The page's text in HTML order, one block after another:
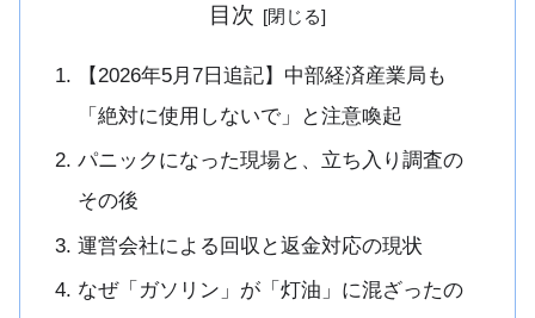
目次
【2026年5月7日追記】中部経済産業局も
「絶対に使用しないで」と注意喚起
パニックになった現場と、立ち入り調査の
その後
運営会社による回収と返金対応の現状
なぜ「ガソリン」が「灯油」に混ざったの